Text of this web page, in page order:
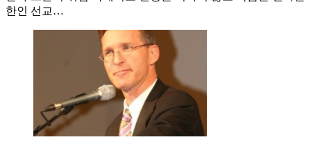
한인 선교…